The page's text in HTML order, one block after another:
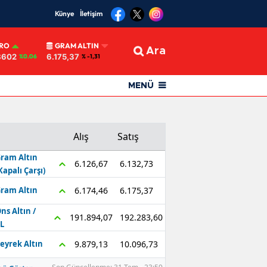
Künye İletişim
%0.06
GRAM ALTIN
6.175,37 % -1,31 Ara
MENÜ
Alış Satış
Altın
Çarşı)
6.126,67 6.132,73
Altın 6.174,46 6.175,37
Altın /
191.894,07 192.283,60
Altın 9.879,13 10.096,73